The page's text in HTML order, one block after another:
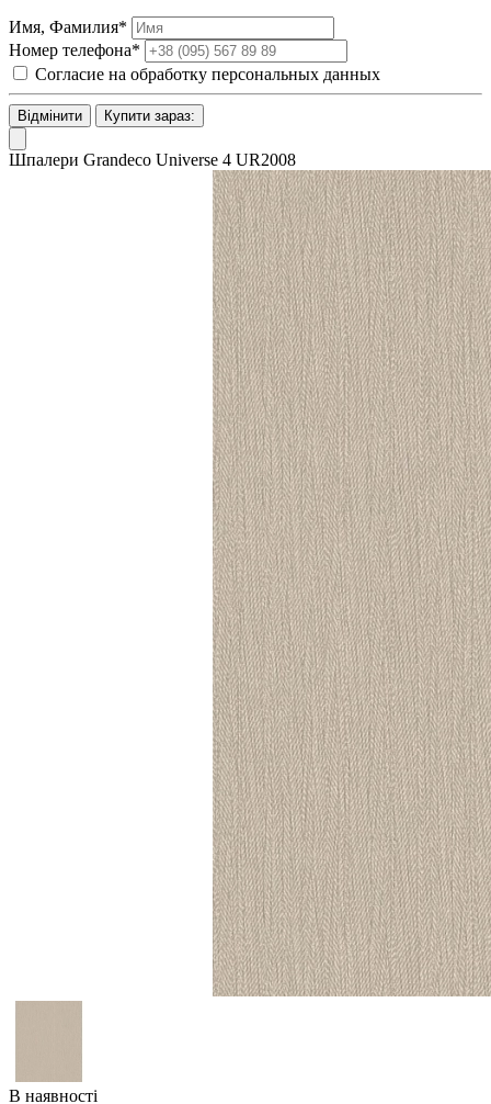
Имя, Фамилия*
Номер телефона*
Согласие на обработку персональных данных
Відмінити Купити зараз:
Шпалери Grandeco Universe 4 UR2008
В наявності